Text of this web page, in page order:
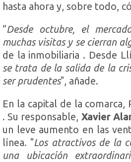
hasta ahora y, sobre todo,
“Desde octubre, el
muchas visitas y se cierran
de la inmobiliaria . Desde
se trata de la salida de la
ser prudentes", añade.
En la capital de la comarca,
. Su responsable, Xavier
un leve aumento en las
línea. "Los atractivos de la
una ubicación